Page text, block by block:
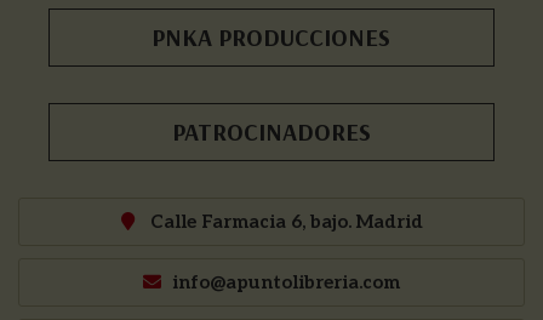
PNKA PRODUCCIONES
PATROCINADORES
Calle Farmacia 6, bajo. Madrid
info@apuntolibreria.com